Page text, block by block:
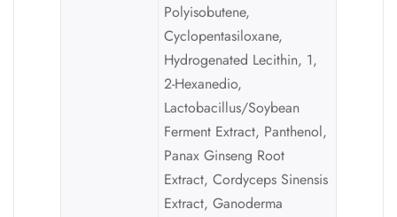
Polyisobutene,
Cyclopentasiloxane,
Hydrogenated Lecithin, 1,
2-Hexanedio,
Lactobacillus/Soybean
Ferment Extract, Panthenol,
Panax Ginseng Root
Extract, Cordyceps Sinensis
Extract, Ganoderma